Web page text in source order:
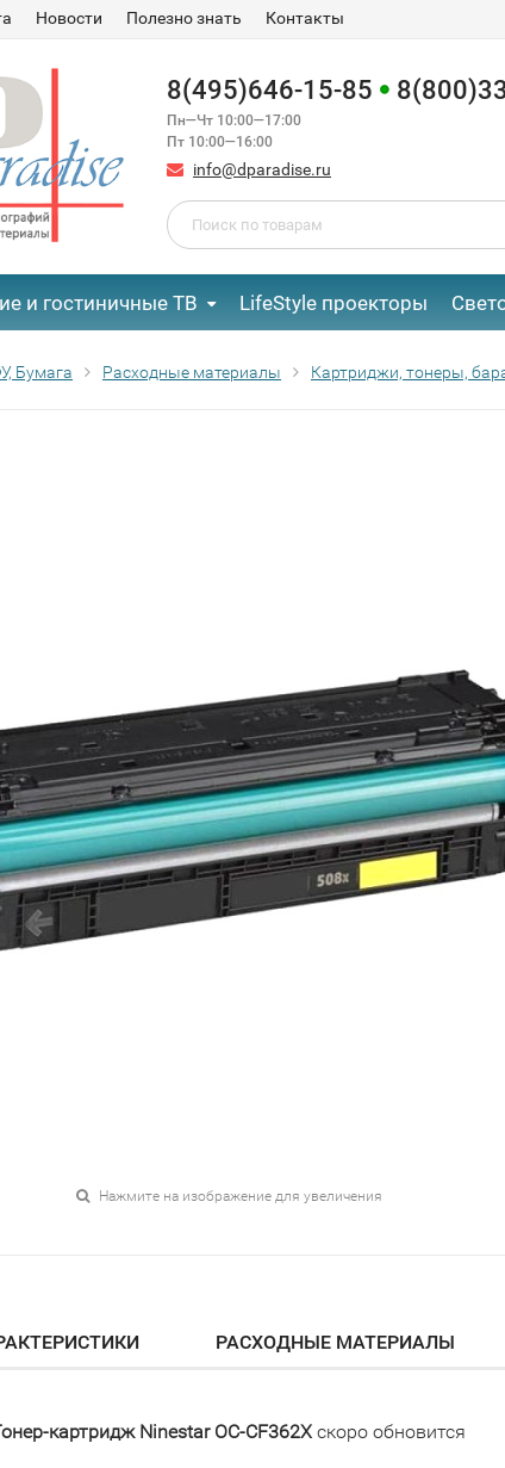
Новости Полезно знать Контакты
8(495)646-15-85
Пн—Чт 10:00—17:00
Пт 10:00—16:00
info@dparadise.ru
и гостиничные ТВ LifeStyle проекторы
Бумага Расходные материалы Картриджи, тонеры,
Нажмите на изображение для увеличения
РАСХОДНЫЕ МАТЕРИАЛЫ
картридж Ninestar OC-CF362X скоро обновится